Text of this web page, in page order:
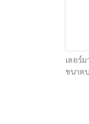
เดอร์
ขนาด